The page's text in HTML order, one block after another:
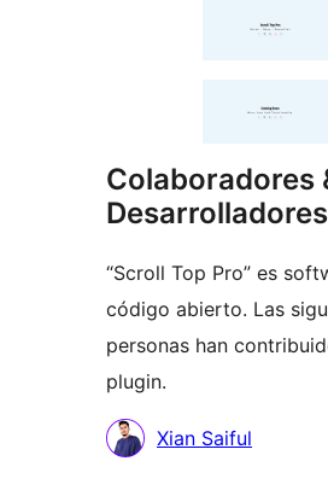
Colaboradores
Desarrolladores
“Scroll Top Pro” es
código abierto. Las
personas han
plugin.
Colaboradores
Xian Saiful